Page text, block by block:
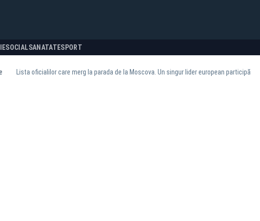
SOCIALSANATATESPORT
Lista oficialilor care merg la parada de la Moscova. Un singur lider european participă